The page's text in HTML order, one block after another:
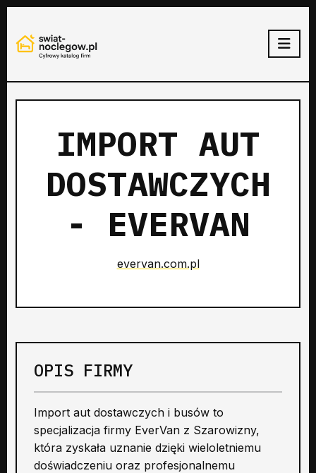
IMPORT AUT
DOSTAWCZYCH
- EVERVAN
evervan.com.pl
OPIS FIRMY
Import aut dostawczych i busów to
specjalizacja firmy EverVan z Szarowizny,
która zyskała uznanie dzięki wieloletniemu
doświadczeniu oraz profesjonalnemu